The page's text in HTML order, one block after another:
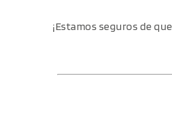
¡Estamos seguros de